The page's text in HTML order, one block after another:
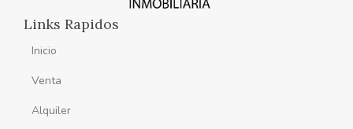
Links Rapidos
Inicio
Venta
Alquiler